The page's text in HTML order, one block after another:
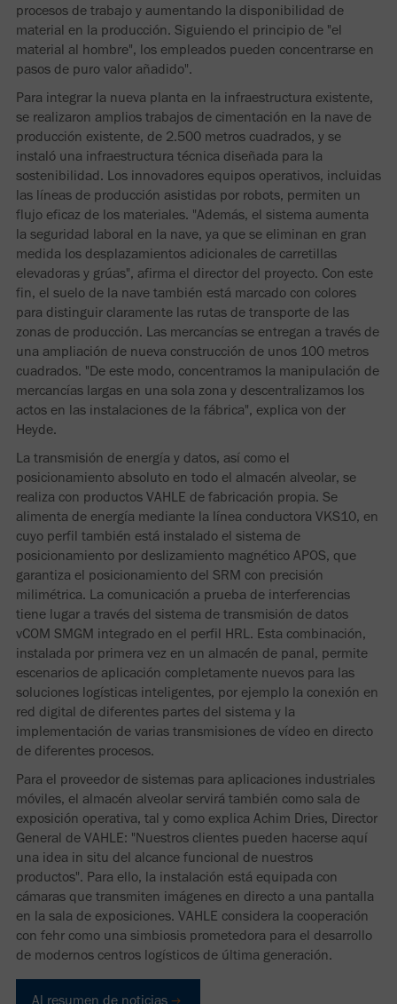
procesos de trabajo y aumentando la disponibilidad de
material en la producción. Siguiendo el principio de "el
material al hombre", los empleados pueden concentrarse en
pasos de puro valor añadido".
Para integrar la nueva planta en la infraestructura existente,
se realizaron amplios trabajos de cimentación en la nave de
producción existente, de 2.500 metros cuadrados, y se
instaló una infraestructura técnica diseñada para la
sostenibilidad. Los innovadores equipos operativos, incluidas
las líneas de producción asistidas por robots, permiten un
flujo eficaz de los materiales. "Además, el sistema aumenta
la seguridad laboral en la nave, ya que se eliminan en gran
medida los desplazamientos adicionales de carretillas
elevadoras y grúas", afirma el director del proyecto. Con este
fin, el suelo de la nave también está marcado con colores
para distinguir claramente las rutas de transporte de las
zonas de producción. Las mercancías se entregan a través de
una ampliación de nueva construcción de unos 100 metros
cuadrados. "De este modo, concentramos la manipulación de
mercancías largas en una sola zona y descentralizamos los
actos en las instalaciones de la fábrica", explica von der
Heyde.
La transmisión de energía y datos, así como el
posicionamiento absoluto en todo el almacén alveolar, se
realiza con productos VAHLE de fabricación propia. Se
alimenta de energía mediante la línea conductora VKS10, en
cuyo perfil también está instalado el sistema de
posicionamiento por deslizamiento magnético APOS, que
garantiza el posicionamiento del SRM con precisión
milimétrica. La comunicación a prueba de interferencias
tiene lugar a través del sistema de transmisión de datos
vCOM SMGM integrado en el perfil HRL. Esta combinación,
instalada por primera vez en un almacén de panal, permite
escenarios de aplicación completamente nuevos para las
soluciones logísticas inteligentes, por ejemplo la conexión en
red digital de diferentes partes del sistema y la
implementación de varias transmisiones de vídeo en directo
de diferentes procesos.
Para el proveedor de sistemas para aplicaciones industriales
móviles, el almacén alveolar servirá también como sala de
exposición operativa, tal y como explica Achim Dries, Director
General de VAHLE: "Nuestros clientes pueden hacerse aquí
una idea in situ del alcance funcional de nuestros
productos". Para ello, la instalación está equipada con
cámaras que transmiten imágenes en directo a una pantalla
en la sala de exposiciones. VAHLE considera la cooperación
con fehr como una simbiosis prometedora para el desarrollo
de modernos centros logísticos de última generación.
Al resumen de noticias